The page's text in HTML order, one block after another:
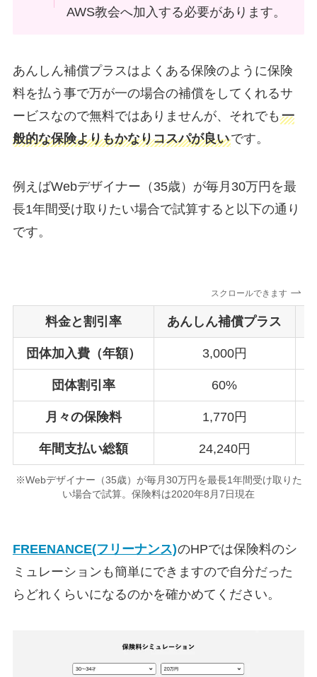
AWS教会へ加入する必要があります。
あんしん補償プラスはよくある保険のように保険
料を払う事で万が一の場合の補償をしてくれるサ
ービスなので無料ではありませんが、それでも 一
般的な保険よりもかなりコスパが良いです。
例えばWebデザイナー（35歳）が毎月30万円を最
長1年間受け取りたい場合で試算すると以下の通り
です。
スクロールできます
料金と割引率 あんしん補償プラス
団体加入費（年額） 3,000円
団体割引率 60%
月々の保険料 1,770円
年間支払い総額 24,240円
※Webデザイナー（35歳）が毎月30万円を最長1年間受け取りた
い場合で試算。保険料は2020年8月7日現在
FREENANCE(フリーナンス)のHPでは保険料のシ
ミュレーションも簡単にできますので自分だった
らどれくらいになるのかを確かめてください。